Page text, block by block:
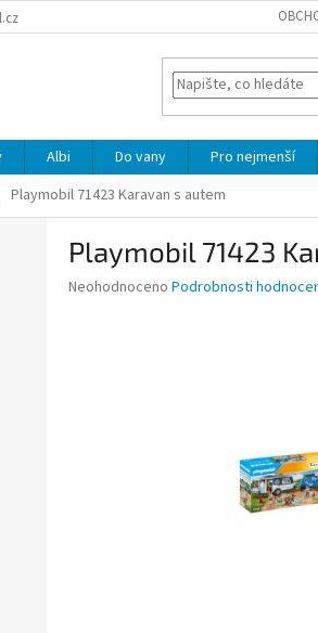
Albi Do vany Pro nejmenší
Playmobil 71423 Karavan s autem
Playmobil 71423
Průměrné
Neohodnoceno Podrobnosti